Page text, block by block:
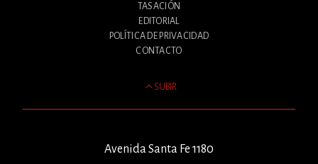
TASACIÓN
EDITORIAL
POLÍTICA DE PRIVACIDAD
CONTACTO
SUBIR
Avenida Santa Fe 1180